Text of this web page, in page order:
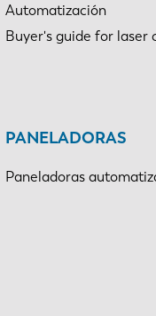
Automatización
Buyer's guide for laser
PANELADORAS
Paneladoras